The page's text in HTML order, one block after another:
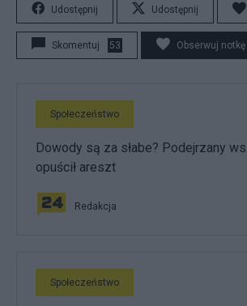
Udostępnij Udostępnij
Skomentuj 53 Obserwuj notkę
Społeczeństwo
Dowody są za słabe? Podejrzany
opuścił areszt
Redakcja
Społeczeństwo